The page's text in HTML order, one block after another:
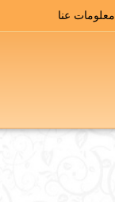
معلومات عنا